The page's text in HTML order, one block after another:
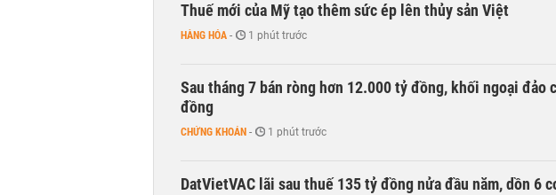
Thuế mới của Mỹ tạo thêm sức ép lên thủy sản Việt
HÀNG HÓA - 1 phút trước
Sau tháng 7 bán ròng hơn 12.000 tỷ đồng, khối ngoại đảo
đồng
CHỨNG KHOÁN - 1 phút trước
DatVietVAC lãi sau thuế 135 tỷ đồng nửa đầu năm, dồn 6